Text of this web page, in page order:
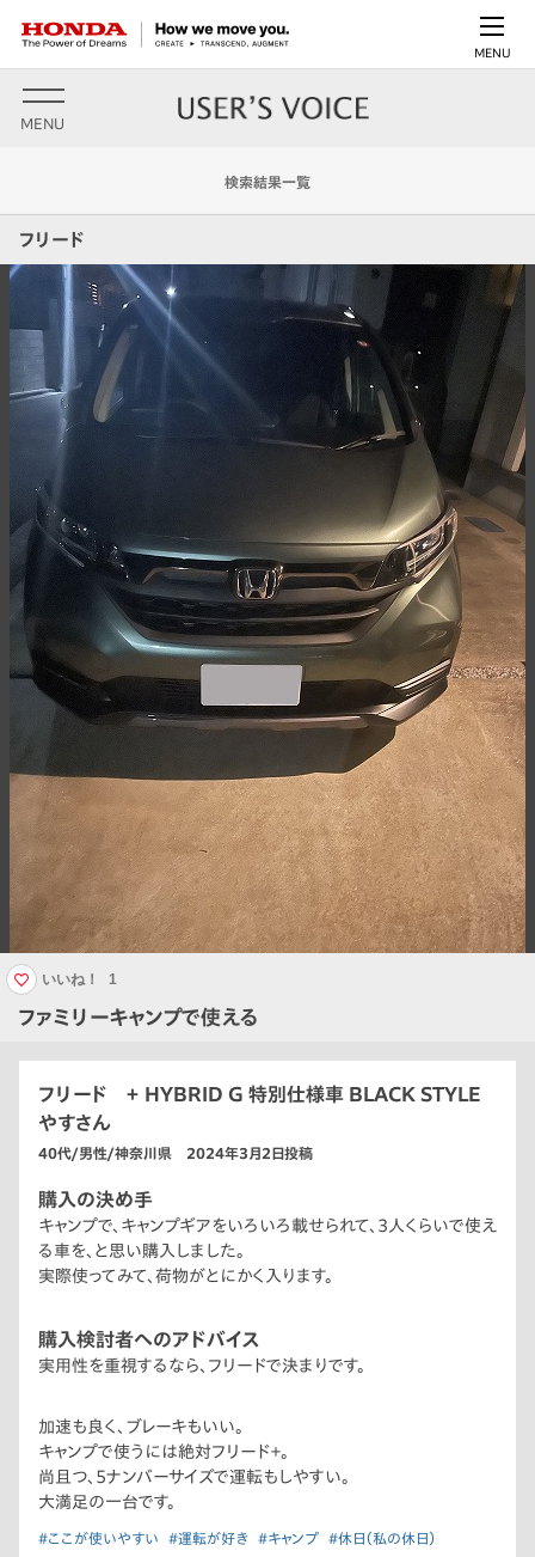
MENU
MENU
検索結果一覧
フリード
ファミリーキャンプで使える
いいね！ 1
フリード ＋ HYBRID G 特別仕様車 BLACK STYLE
やすさん
40代/男性/神奈川県 2024年3月2日投稿
購入の決め手
キャンプで、キャンプギアをいろいろ載せられて、3人くらいで使え
る車を、と思い購入しました。
実際使ってみて、荷物がとにかく入ります。
購入検討者へのアドバイス
実用性を重視するなら、フリードで決まりです。
加速も良く、ブレーキもいい。
キャンプで使うには絶対フリード＋。
尚且つ、5ナンバーサイズで運転もしやすい。
大満足の一台です。
#ここが使いやすい #運転が好き #キャンプ #休日（私の休日）